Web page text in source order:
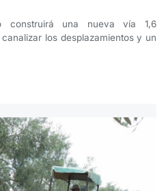
construirá una nueva vía 1,6
los desplazamientos y un